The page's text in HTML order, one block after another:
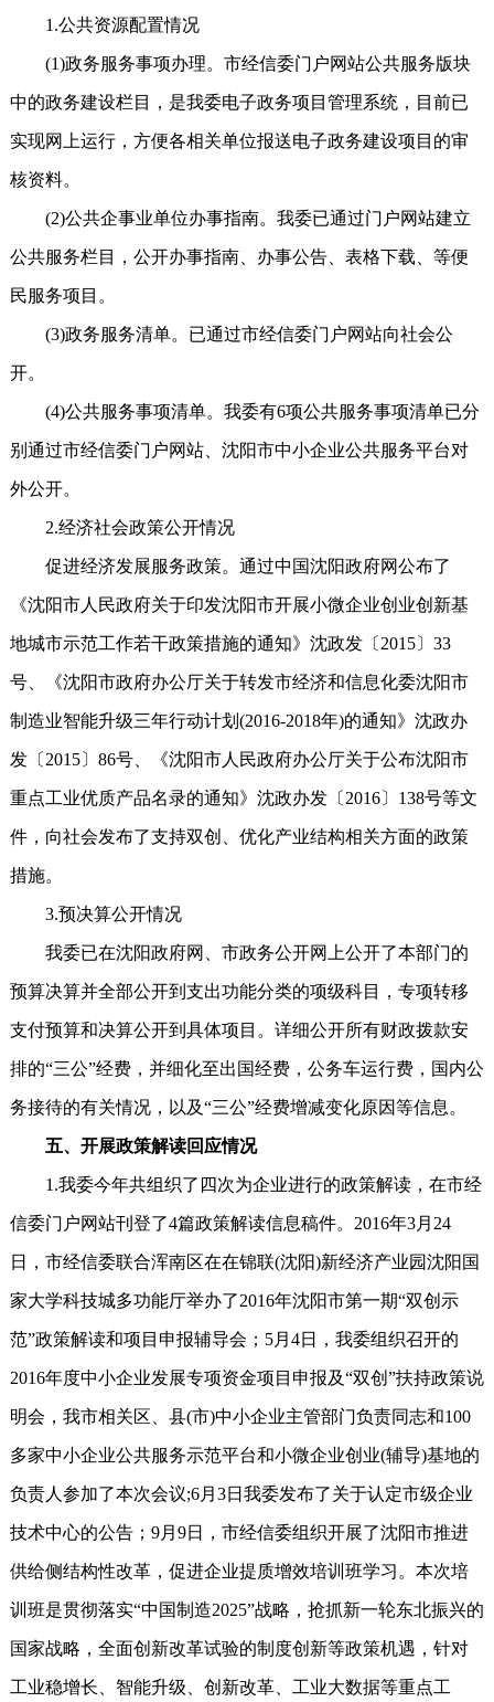
1.公共资源配置情况
(1)政务服务事项办理。市经信委门户网站公共服务版块
中的政务建设栏目，是我委电子政务项目管理系统，目前已
实现网上运行，方便各相关单位报送电子政务建设项目的审
核资料。
(2)公共企事业单位办事指南。我委已通过门户网站建立
公共服务栏目，公开办事指南、办事公告、表格下载、等便
民服务项目。
(3)政务服务清单。已通过市经信委门户网站向社会公
开。
(4)公共服务事项清单。我委有6项公共服务事项清单已分
别通过市经信委门户网站、沈阳市中小企业公共服务平台对
外公开。
2.经济社会政策公开情况
促进经济发展服务政策。通过中国沈阳政府网公布了
《沈阳市人民政府关于印发沈阳市开展小微企业创业创新基
地城市示范工作若干政策措施的通知》沈政发〔2015〕33
号、《沈阳市政府办公厅关于转发市经济和信息化委沈阳市
制造业智能升级三年行动计划(2016-2018年)的通知》沈政办
发〔2015〕86号、《沈阳市人民政府办公厅关于公布沈阳市
重点工业优质产品名录的通知》沈政办发〔2016〕138号等文
件，向社会发布了支持双创、优化产业结构相关方面的政策
措施。
3.预决算公开情况
我委已在沈阳政府网、市政务公开网上公开了本部门的
预算决算并全部公开到支出功能分类的项级科目，专项转移
支付预算和决算公开到具体项目。详细公开所有财政拨款安
排的“三公”经费，并细化至出国经费，公务车运行费，国内公
务接待的有关情况，以及“三公”经费增减变化原因等信息。
五、开展政策解读回应情况
1.我委今年共组织了四次为企业进行的政策解读，在市经
信委门户网站刊登了4篇政策解读信息稿件。2016年3月24
日，市经信委联合浑南区在在锦联(沈阳)新经济产业园沈阳国
家大学科技城多功能厅举办了2016年沈阳市第一期“双创示
范”政策解读和项目申报辅导会；5月4日，我委组织召开的
2016年度中小企业发展专项资金项目申报及“双创”扶持政策说
明会，我市相关区、县(市)中小企业主管部门负责同志和100
多家中小企业公共服务示范平台和小微企业创业(辅导)基地的
负责人参加了本次会议;6月3日我委发布了关于认定市级企业
技术中心的公告；9月9日，市经信委组织开展了沈阳市推进
供给侧结构性改革，促进企业提质增效培训班学习。本次培
训班是贯彻落实“中国制造2025”战略，抢抓新一轮东北振兴的
国家战略，全面创新改革试验的制度创新等政策机遇，针对
工业稳增长、智能升级、创新改革、工业大数据等重点工